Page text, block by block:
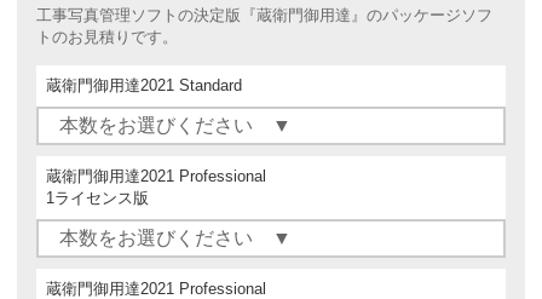
工事写真管理ソフトの決定版『蔵衛門御用達』のパッケージソフ
トのお見積りです。
蔵衛門御用達2021 Standard
蔵衛門御用達2021 Professional
1ライセンス版
蔵衛門御用達2021 Professional